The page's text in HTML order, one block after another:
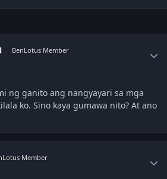
BenLotus Member
ng ganito ang nangyayari sa mga
ko. Sino kaya gumawa nito? At ano
Member